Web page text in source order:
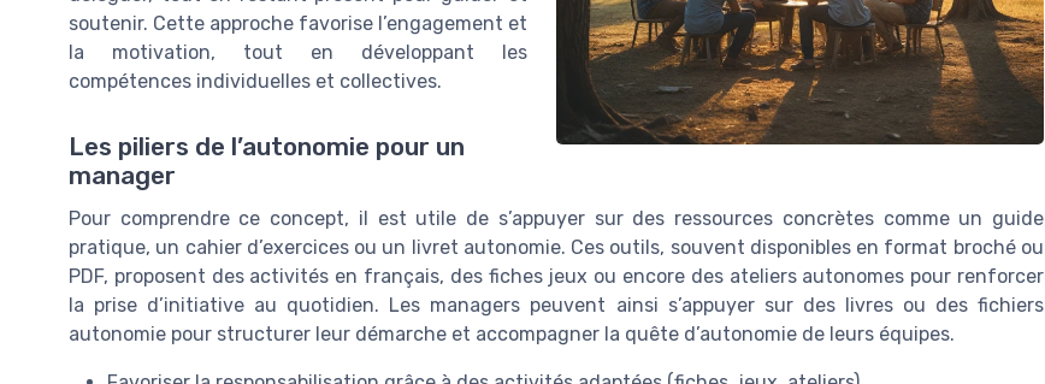
soutenir. Cette approche favorise l’engagement et
la motivation, tout en développant les
compétences individuelles et collectives.
Les piliers de l’autonomie pour un
manager
Pour comprendre ce concept, il est utile de s’appuyer sur des ressources concrètes comme un guide
pratique, un cahier d’exercices ou un livret autonomie. Ces outils, souvent disponibles en format broché ou
PDF, proposent des activités en français, des fiches jeux ou encore des ateliers autonomes pour renforcer
la prise d’initiative au quotidien. Les managers peuvent ainsi s’appuyer sur des livres ou des fichiers
autonomie pour structurer leur démarche et accompagner la quête d’autonomie de leurs équipes.